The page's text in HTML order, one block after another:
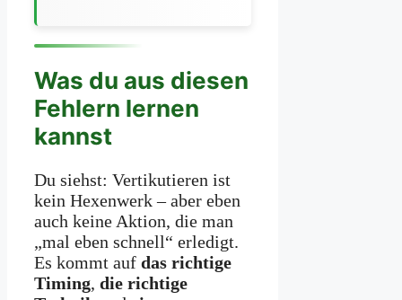
Was du aus diesen
Fehlern lernen
kannst
Du siehst: Vertikutieren ist
kein Hexenwerk – aber eben
auch keine Aktion, die man
„mal eben schnell“ erledigt.
Es kommt auf das richtige
Timing, die richtige